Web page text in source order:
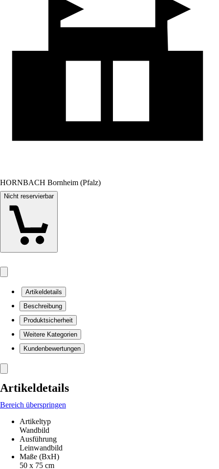
HORNBACH Bornheim (Pfalz)
Nicht reservierbar
Artikeldetails
Beschreibung
Produktsicherheit
Weitere Kategorien
Kundenbewertungen
Artikeldetails
Bereich überspringen
Artikeltyp
Wandbild
Ausführung
Leinwandbild
Maße (BxH)
50 x 75 cm